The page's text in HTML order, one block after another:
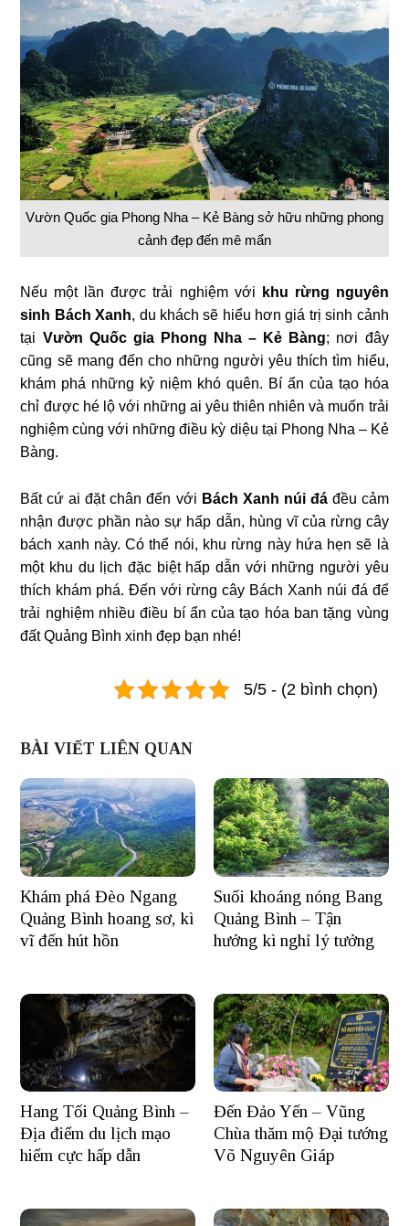
Vườn Quốc gia Phong Nha – Kẻ Bàng sở hữu những phong
cảnh đẹp đến mê mẩn
Nếu một lần được trải nghiệm với
khu rừng nguyên
sinh Bách Xanh, du khách sẽ hiểu hơn giá trị sinh cảnh
tại Vườn Quốc gia Phong Nha – Kẻ Bàng; nơi đây
cũng sẽ mang đến cho những người yêu thích tìm hiểu,
khám phá những kỷ niệm khó quên. Bí ẩn của tạo hóa
chỉ được hé lộ với những ai yêu thiên nhiên và muốn trải
nghiệm cùng với những điều kỳ diệu tại Phong Nha – Kẻ
Bàng.
Bất cứ ai đặt chân đến với Bách Xanh núi đáđều cảm
nhận được phần nào sự hấp dẫn, hùng vĩ của rừng cây
bách xanh này. Có thể nói, khu rừng này hứa hẹn sẽ là
một khu du lịch đặc biệt hấp dẫn với những người yêu
thích khám phá. Đến với rừng cây Bách Xanh núi đá để
trải nghiệm nhiều điều bí ẩn của tạo hóa ban tặng vùng
đất Quảng Bình xinh đẹp bạn nhé!
5/5 - (2 bình chọn)
BÀI VIẾT LIÊN QUAN
Khám phá Đèo Ngang
Quảng Bình hoang sơ, kì
vĩ đến hút hồn
Suối khoáng nóng Bang
Quảng Bình – Tận
hưởng kì nghỉ lý tưởng
Hang Tối Quảng Bình –
Địa điểm du lịch mạo
hiểm cực hấp dẫn
Đến Đảo Yến – Vũng
Chùa thăm mộ Đại tướng
Võ Nguyên Giáp